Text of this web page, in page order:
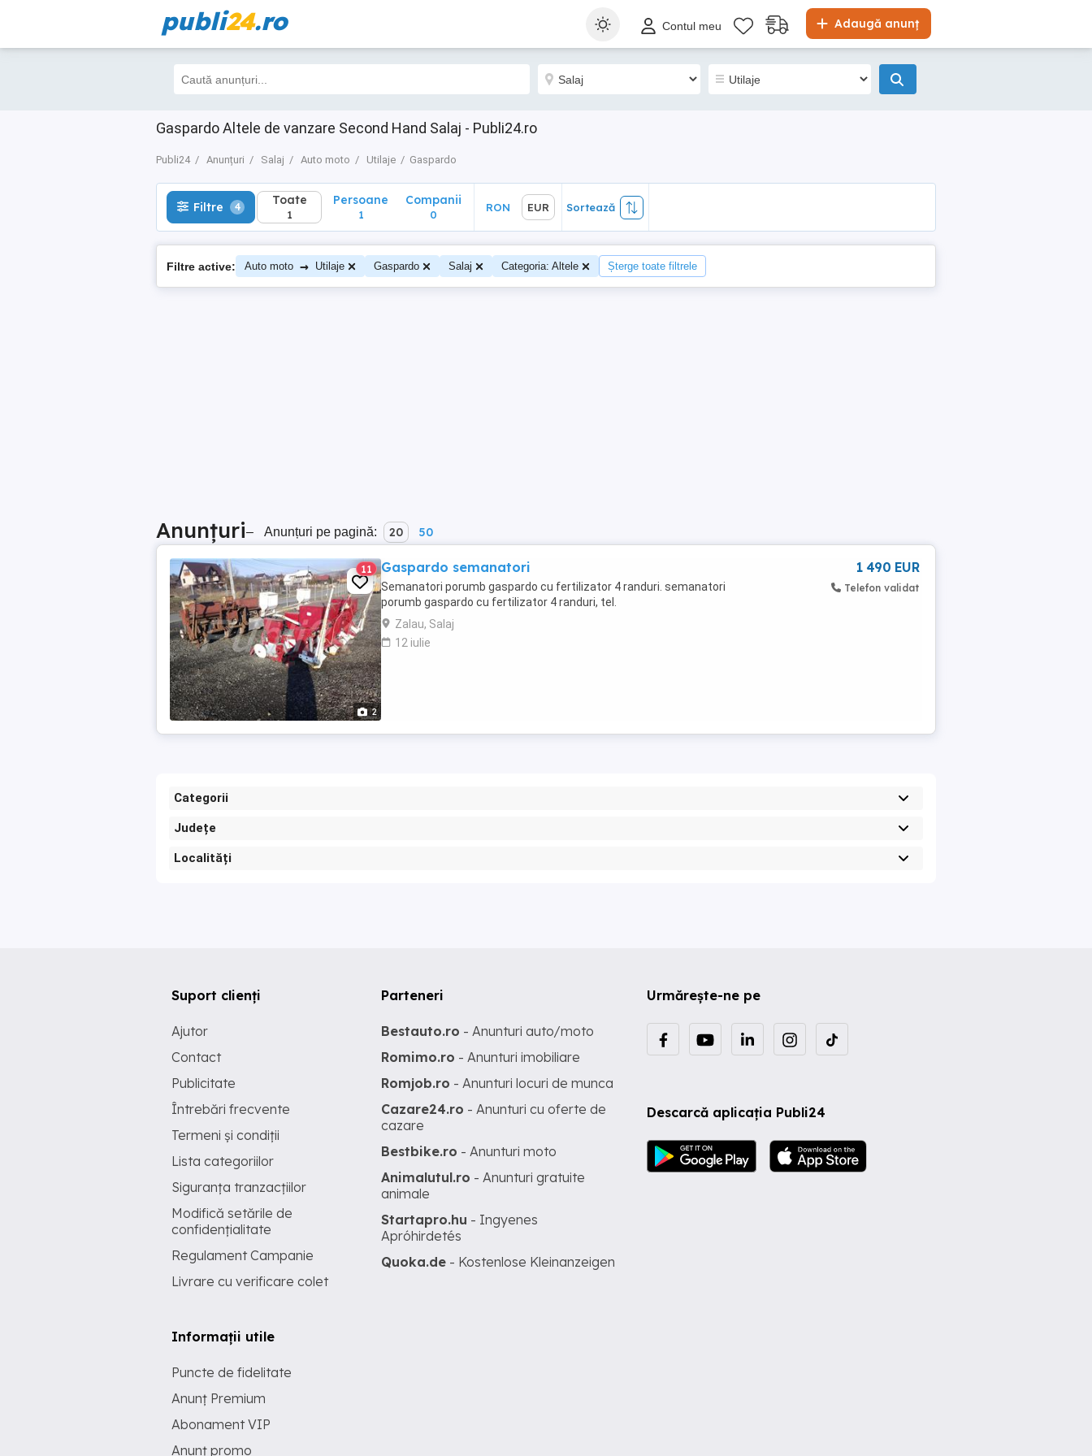
publi24.ro Adaugă anunț
Contul meu
Gaspardo Altele de vanzare Second Hand Salaj - Publi24.ro
Publi24 Anunțuri Salaj Auto moto Utilaje Gaspardo
Filtre 4 Toate
1
Sortează
Filtre 4 Toate
1
Persoane
1
Companii
0
RON EUR Sortează
Filtre active: Auto moto → Utilaje Gaspardo Salaj Categoria: Altele Șterge toate filtrele
Anunțuri– Anunțuri pe pagină: 20 50
2
11 Gaspardo semanatori
Semanatori porumb gaspardo cu fertilizator 4 randuri. semanatori
porumb gaspardo cu fertilizator 4 randuri, tel.
Zalau, Salaj
12 iulie
1 490 EUR
Telefon validat
Categorii
Județe
Localități
Urmărește-ne pe
Descarcă aplicația Publi24
Suport clienți
Ajutor
Contact
Publicitate
Întrebări frecvente
Termeni și condiții
Lista categoriilor
Siguranța tranzacțiilor
Modifică setările de
confidențialitate
Regulament Campanie
Livrare cu verificare colet
Informații utile
Puncte de fidelitate
Anunț Premium
Abonament VIP
Anunț promo
Parteneri
Bestauto.ro - Anunturi auto/moto
Romimo.ro - Anunturi imobiliare
Romjob.ro - Anunturi locuri de munca
Cazare24.ro - Anunturi cu oferte de
cazare
Bestbike.ro - Anunturi moto
Animalutul.ro - Anunturi gratuite
animale
Startapro.hu - Ingyenes
Apróhirdetés
Quoka.de - Kostenlose Kleinanzeigen